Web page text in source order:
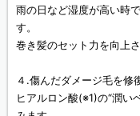
雨の日など湿度が高い時
す。
巻き髪のセット力を向上
４.傷んだダメージ毛を修
ヒアルロン酸(※1)の“潤い